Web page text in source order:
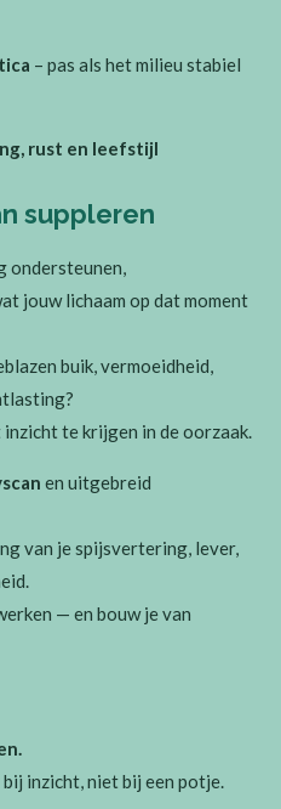
– pas als het milieu stabiel
rust en leefstijl
suppleren
ondersteunen,
jouw lichaam op dat moment
buik, vermoeidheid,
te krijgen in de oorzaak.
en uitgebreid
van je spijsvertering, lever,
— en bouw je van
inzicht, niet bij een potje.